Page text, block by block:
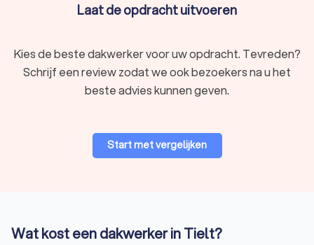
Laat de opdracht uitvoeren
Kies de beste dakwerker voor uw opdracht. Tevreden?
Schrijf een review zodat we ook bezoekers na u het
beste advies kunnen geven.
Start met vergelijken
Wat kost een dakwerker in Tielt?